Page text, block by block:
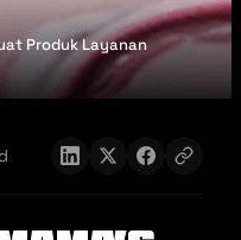
Produk Layanan